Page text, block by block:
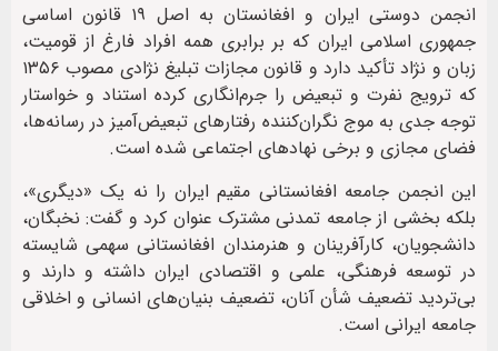
انجمن دوستی ایران و افغانستان به اصل ۱۹ قانون اساسی
جمهوری اسلامی ایران که بر برابری همه افراد فارغ از قومیت،
زبان و نژاد تأکید دارد و قانون مجازات تبلیغ نژادی مصوب ۱۳۵۶
که ترویج نفرت و تبعیض را جرم‌انگاری کرده استناد و خواستار
توجه جدی به موج نگران‌کننده رفتارهای تبعیض‌آمیز در رسانه‌ها،
فضای مجازی و برخی نهادهای اجتماعی شده است.
این انجمن جامعه افغانستانی مقیم ایران را نه یک «دیگری»،
بلکه بخشی از جامعه تمدنی مشترک عنوان کرد و گفت: نخبگان،
دانشجویان، کارآفرینان و هنرمندان افغانستانی سهمی شایسته
در توسعه فرهنگی، علمی و اقتصادی ایران داشته و دارند و
بی‌تردید تضعیف شأن آنان، تضعیف بنیان‌های انسانی و اخلاقی
جامعه ایرانی است.